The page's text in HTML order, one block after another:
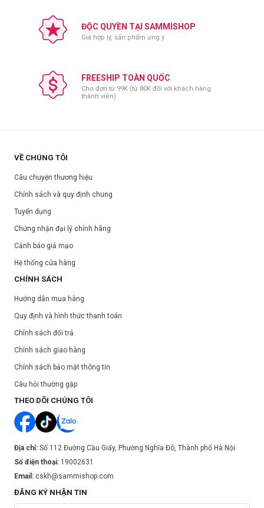
Thương hiệu: Pierrot
Xuất xứ: Tây Ban Nha
Ngày sản xuất: Xem trên bao bì sản phẩm.
ĐỘC QUYỀN TẠI SAMMISHOP
Giá hợp lý, sản phẩm ưng ý
FREESHIP TOÀN QUỐC
Cho đơn từ 99K (từ 80K đối với khách hàng
thành viên)
VỀ CHÚNG TÔI
Câu chuyện thương hiệu
Chính sách và quy định chung
Tuyển dụng
Chứng nhận đại lý chính hãng
Cảnh báo giả mạo
Hệ thống cửa hàng
CHÍNH SÁCH
Hướng dẫn mua hàng
Quy định và hình thức thanh toán
Chính sách đổi trả
Chính sách giao hàng
Chính sách bảo mật thông tin
Câu hỏi thường gặp
THEO DÕI CHÚNG TÔI
Địa chỉ: Số 112 Đường Cầu Giấy, Phường Nghĩa Đô, Thành phố Hà Nội
Số điện thoại: 19002631
Email: cskh@sammishop.com
ĐĂNG KÝ NHẬN TIN